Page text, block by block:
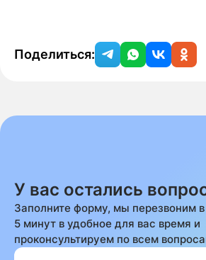
Поделиться:
У вас остались
Заполните форму, мы перезвоним в
5 минут в удобное для вас время и
проконсультируем по всем